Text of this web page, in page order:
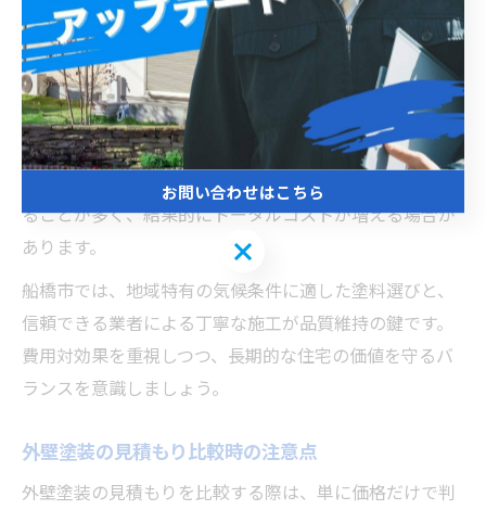
コストと外壁塗装品質のバランスを考える
外壁塗装にかかる費用は塗料の種類や施工面積、下地処
理の有無によって大きく変動します。高品質なフッ素系
塗料は初期費用が高めですが、耐久性が長いため長期的
に見るとコストパフォーマンスが優れています。一方、
安価なアクリル系塗料は短期間での塗り替えが必要にな
ることが多く、結果的にトータルコストが増える場合が
あります。
船橋市では、地域特有の気候条件に適した塗料選びと、
信頼できる業者による丁寧な施工が品質維持の鍵です。
費用対効果を重視しつつ、長期的な住宅の価値を守るバ
ランスを意識しましょう。
外壁塗装の見積もり比較時の注意点
外壁塗装の見積もりを比較する際は、単に価格だけで判
お問い合わせはこちら
お問い合わせはこちら